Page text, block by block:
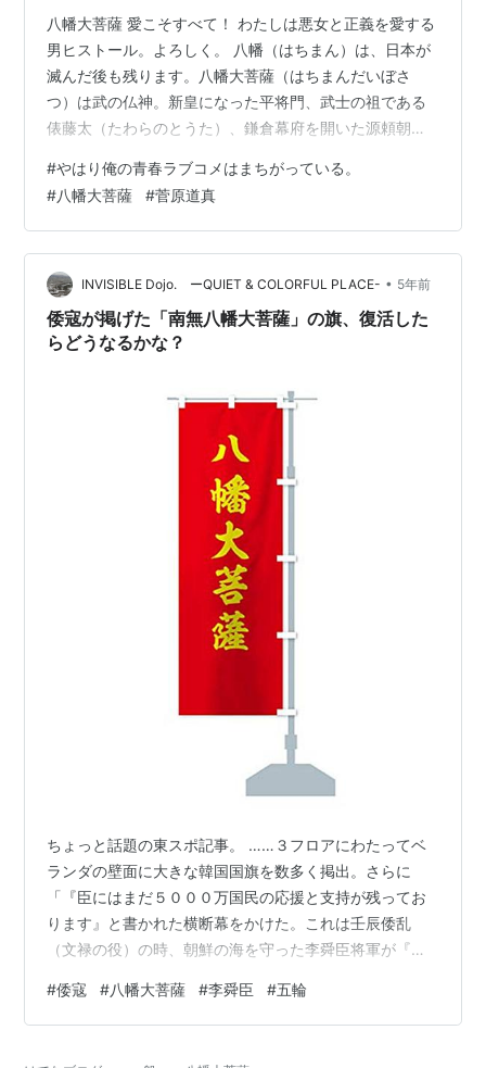
八幡大菩薩 愛こそすべて！ わたしは悪女と正義を愛する
男ヒストール。よろしく。 八幡（はちまん）は、日本が
滅んだ後も残ります。八幡大菩薩（はちまんだいぼさ
つ）は武の仏神。新皇になった平将門、武士の祖である
俵藤太（たわらのとうた）、鎌倉幕府を開いた源頼朝
氏、足利幕府を開いた足利尊氏は、八幡（はちまん）を
篤く信仰していました。だから尊氏直筆の八幡大菩薩
（はちまんだいぼさつ）もたくさん残っています。草薙
剣（くさなぎのつるぎ）に次ぐ二刀、渡辺綱の髭切（鬼
丸）と源頼光の膝丸（蜘蛛切）は、中華の刀鍛冶が八幡
大菩薩（はちまんだいぼさつ）に祈願して打った刀で
す…
#やはり俺の青春ラブコメはまちがっている。
#八幡大菩薩 #菅原道真
INVISIBLE Dojo. ーQUIET & COLORFUL PLACE- • 5年前
倭寇が掲げた「南無八幡大菩薩」の旗、復活した
らどうなるかな？
ちょっと話題の東スポ記事。 ……３フロアにわたってベ
ランダの壁面に大きな韓国国旗を数多く掲出。さらに
「『臣にはまだ５０００万国民の応援と支持が残ってお
ります』と書かれた横断幕をかけた。これは壬辰倭乱
（文禄の役）の時、朝鮮の海を守った李舜臣将軍が『臣
祖に捧げ戦場に向かった。選手村に入村した大韓体育会
のスタッフが、国家の代表選手たちを盛り上げるため
#倭寇 #八幡大菩薩 #李舜臣 #五輪